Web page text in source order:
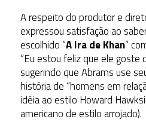
A respeito do produtor e
expressou satisfação ao
escolhido “A Ira de Khan”
“Eu estou feliz que ele goste
sugerindo que Abrams use
história de “homens em
idéia ao estilo Howard
americano de estilo arrojado).